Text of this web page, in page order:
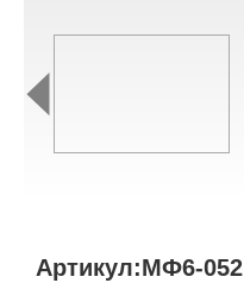
Артикул:МФ6-052